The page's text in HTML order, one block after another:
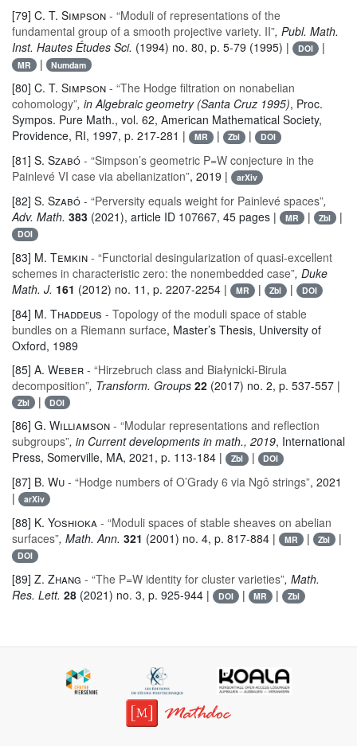
[79] C. T. Simpson - “Moduli of representations of the
fundamental group of a smooth projective variety. II”, Publ. Math.
Inst. Hautes Études Sci. (1994) no. 80, p. 5-79 (1995) | DOI |
MR | Numdam
[80] C. T. Simpson - “The Hodge filtration on nonabelian
cohomology”, in Algebraic geometry (Santa Cruz 1995), Proc.
Sympos. Pure Math., vol. 62, American Mathematical Society,
Providence, RI, 1997, p. 217-281 |
MR | Zbl | DOI
[81] S. Szabó - “Simpson’s geometric P=W conjecture in the
Painlevé VI case via abelianization”, 2019 | arXiv
[82] S. Szabó - “Perversity equals weight for Painlevé spaces”,
Adv. Math. 383 (2021), article ID 107667, 45 pages | MR | Zbl |
DOI
[83] M. Temkin - “Functorial desingularization of quasi-excellent
schemes in characteristic zero: the nonembedded case”, Duke
Math. J. 161 (2012) no. 11, p. 2207-2254 | MR | Zbl | DOI
[84] M. Thaddeus - Topology of the moduli space of stable
bundles on a Riemann surface, Master’s Thesis, University of
Oxford, 1989
[85] A. Weber - “Hirzebruch class and Białynicki-Birula
decomposition”, Transform. Groups 22 (2017) no. 2, p. 537-557 |
Zbl | DOI
[86] G. Williamson - “Modular representations and reflection
subgroups”, in Current developments in math., 2019, International
Press, Somerville, MA, 2021, p. 113-184 |
Zbl | DOI
[87] B. Wu - “Hodge numbers of O’Grady 6 via Ngô strings”, 2021
|
arXiv
[88] K. Yoshioka - “Moduli spaces of stable sheaves on abelian
surfaces”, Math. Ann. 321 (2001) no. 4, p. 817-884 | MR | Zbl |
DOI
[89] Z. Zhang - “The P=W identity for cluster varieties”, Math.
Res. Lett. 28 (2021) no. 3, p. 925-944 | DOI | MR | Zbl